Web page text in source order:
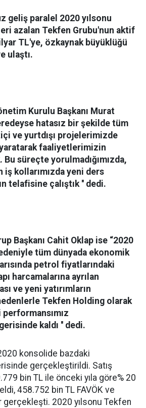
geliş paralel 2020 yılsonu
azalan Tekfen Grubu'nun aktif
TL'ye, özkaynak büyüklüğü
ulaştı.
Kurulu Başkanı Murat
hatasız bir şekilde tüm
ve yurtdışı projelerimizde
faaliyetlerimizin
Bu süreçte yorulmadığımızda,
kollarımızda yeni ders
telafisine çalıştık '' dedi.
Başkanı Cahit Oklap ise “2020
tüm dünyada ekonomik
petrol fiyatlarındaki
harcamalarına ayrılan
ve yeni yatırımların
Tekfen Holding olarak
kaldı '' dedi.
konsolide bazdaki
gerçekleştirildi. Satış
bin TL ile önceki yıla göre% 20
458.752 bin TL FAVÖK ve
gerçekleşti. 2020 yılsonu Tekfen